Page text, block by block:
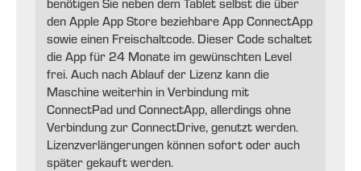
den Apple App Store beziehbare App ConnectApp
sowie einen Freischaltcode. Dieser Code schaltet
die App für 24 Monate im gewünschten Level
frei. Auch nach Ablauf der Lizenz kann die
Maschine weiterhin in Verbindung mit
ConnectPad und ConnectApp, allerdings ohne
Verbindung zur ConnectDrive, genutzt werden.
Lizenzverlängerungen können sofort oder auch
später gekauft werden.